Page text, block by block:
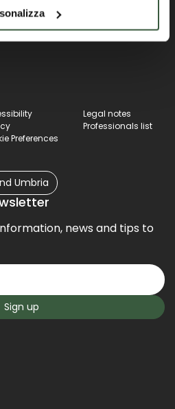
Legal notes
Professionals list
Preferences
Umbria
news and tips to
Sign up